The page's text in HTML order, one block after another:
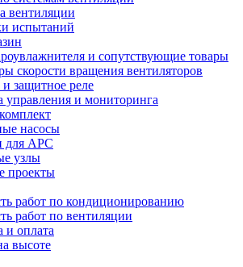
вентиляции
испытаний
и сопутствующие товары
скорости вращения вентиляторов
защитное реле
управления и мониторинга
насосы
для APC
узлы
проекты
работ по кондиционированию
работ по вентиляции
и оплата
высоте